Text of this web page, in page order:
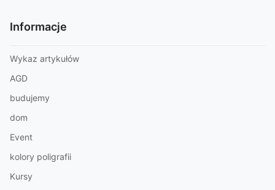
Informacje
Wykaz artykułów
AGD
budujemy
dom
Event
kolory poligrafii
Kursy